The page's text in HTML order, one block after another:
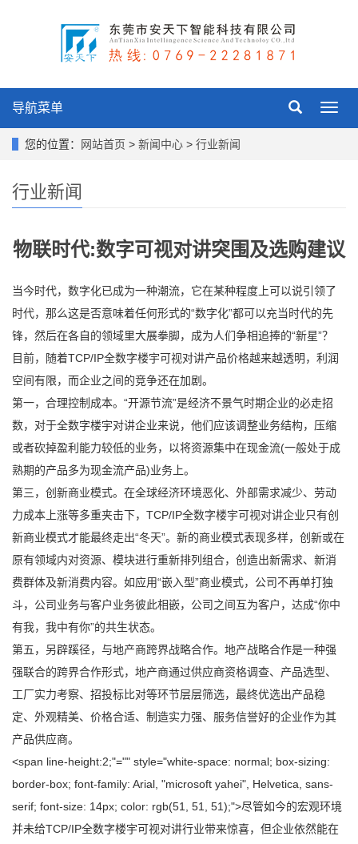
导航菜单
您的位置： 网站首页 > 新闻中心 > 行业新闻
行业新闻
物联时代:数字可视对讲突围及选购建议
当今时代，数字化已成为一种潮流，它在某种程度上可以说引领了
时代，那么这是否意味着任何形式的“数字化”都可以充当时代的先
锋，然后在各自的领域里大展拳脚，成为人们争相追捧的“新星”？
目前，随着TCP/IP全数字楼宇可视对讲产品价格越来越透明，利润
空间有限，而企业之间的竞争还在加剧。
第一，合理控制成本。“开源节流”是经济不景气时期企业的必走招
数，对于全数字楼宇对讲企业来说，他们应该调整业务结构，压缩
或者砍掉盈利能力较低的业务，以将资源集中在现金流(一般处于成
熟期的产品多为现金流产品)业务上。
第三，创新商业模式。在全球经济环境恶化、外部需求减少、劳动
力成本上涨等多重夹击下，TCP/IP全数字楼宇可视对讲企业只有创
新商业模式才能最终走出“冬天”。新的商业模式表现多样，创新或在
原有领域内对资源、模块进行重新排列组合，创造出新需求、新消
费群体及新消费内容。如应用“嵌入型”商业模式，公司不再单打独
斗，公司业务与客户业务彼此相嵌，公司之间互为客户，达成“你中
有我，我中有你”的共生状态。
第五，另辟蹊径，与地产商跨界战略合作。地产战略合作是一种强
强联合的跨界合作形式，地产商通过供应商资格调查、产品选型、
工厂实力考察、招投标比对等环节层层筛选，最终优选出产品稳
定、外观精美、价格合适、制造实力强、服务信誉好的企业作为其
产品供应商。
<span line-height:2;"="" style="white-space: normal; box-sizing:
border-box; font-family: Arial, "microsoft yahei", Helvetica, sans-
serif; font-size: 14px; color: rgb(51, 51, 51);">尽管如今的宏观环境
并未给TCP/IP全数字楼宇可视对讲行业带来惊喜，但企业依然能在